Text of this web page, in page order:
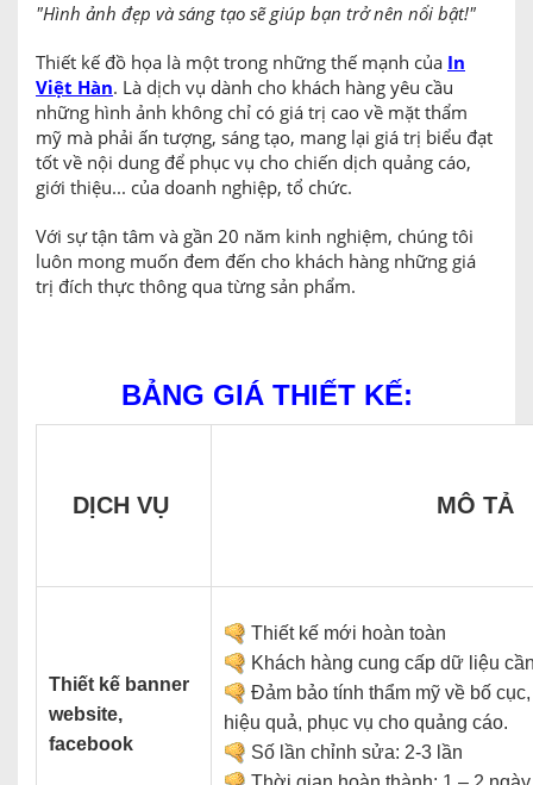
"Hình ảnh đẹp và sáng tạo sẽ giúp bạn trở nên nổi bật!"
Thiết kế đồ họa là một trong những thế mạnh của In
Việt Hàn. Là dịch vụ dành cho khách hàng yêu cầu
những hình ảnh không chỉ có giá trị cao về mặt thẩm
mỹ mà phải ấn tượng, sáng tạo, mang lại giá trị biểu đạt
tốt về nội dung để phục vụ cho chiến dịch quảng cáo,
giới thiệu... của doanh nghiệp, tổ chức.
Với sự tận tâm và gần 20 năm kinh nghiệm, chúng tôi
luôn mong muốn đem đến cho khách hàng những giá
trị đích thực thông qua từng sản phẩm.
BẢNG GIÁ THIẾT KẾ:
DỊCH VỤ MÔ TẢ
Thiết kế banner
website,
facebook
Thiết kế mới hoàn toàn
Khách hàng cung cấp dữ liệu
Đảm bảo tính thẩm mỹ về bố
hiệu quả, phục vụ cho quảng cáo.
Số lần chỉnh sửa: 2-3 lần